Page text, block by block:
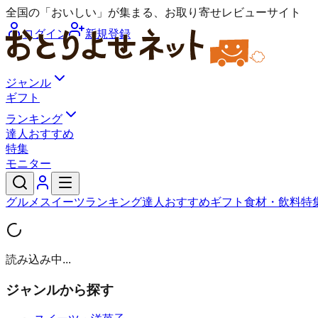
全国の「おいしい」が集まる、お取り寄せレビューサイト
ログイン
新規登録
ジャンル
ギフト
ランキング
達人おすすめ
特集
モニター
グルメ スイーツランキング達人おすすめギフト 食材・飲料特
読み込み中...
ジャンルから探す